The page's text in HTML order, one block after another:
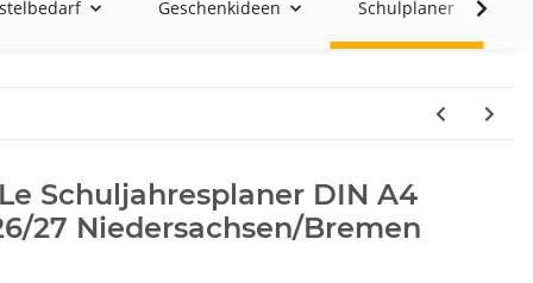
Geschenkideen Schulplaner
Schuljahresplaner DIN A4
27 Niedersachsen/Bremen